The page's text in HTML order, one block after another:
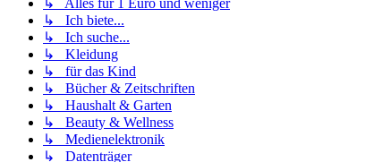
↳ Alles für 1 Euro und weniger
↳ Ich biete...
↳ Ich suche...
↳ Kleidung
↳ für das Kind
↳ Bücher & Zeitschriften
↳ Haushalt & Garten
↳ Beauty & Wellness
↳ Medienelektronik
↳ Datenträger